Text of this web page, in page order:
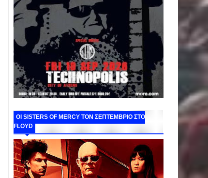
ΟΙ SISTERS OF MERCY ΤΟΝ ΣΕΠΤΕΜΒΡΙΟ ΣΤΟ
FLOYD